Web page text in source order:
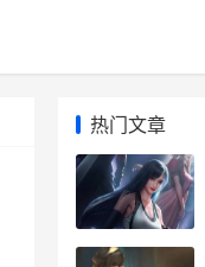
热门文章